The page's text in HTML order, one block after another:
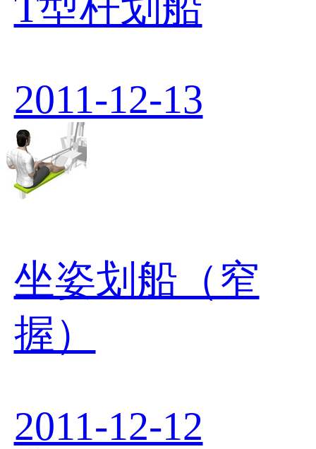
2011-12-13
坐姿划船（窄
握）
2011-12-12